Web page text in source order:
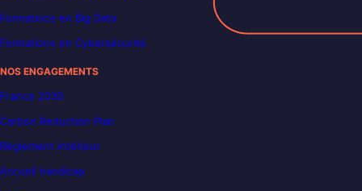
Formations en Big Data
Formations en Cybersécurité
NOS ENGAGEMENTS
France 2030
Carbon Reduction Plan
Règlement intérieur
Accueil handicap